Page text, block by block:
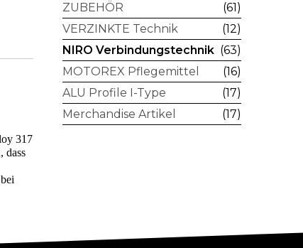
317
dass
ZUBEHÖR
(61)
VERZINKTE Technik
(12)
NIRO Verbindungstechnik (63)
MOTOREX Pflegemittel
(16)
ALU Profile I-Type
(17)
Merchandise Artikel
(17)